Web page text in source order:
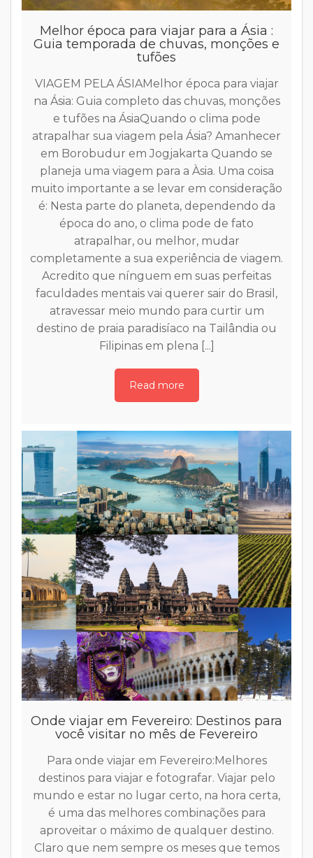
Melhor época para viajar para a Ásia :
Guia temporada de chuvas, monções e
tufões
VIAGEM PELA ÁSIAMelhor época para viajar
na Ásia: Guia completo das chuvas, monções
e tufões na ÁsiaQuando o clima pode
atrapalhar sua viagem pela Ásia? Amanhecer
em Borobudur em Jogjakarta Quando se
planeja uma viagem para a Àsia. Uma coisa
muito importante a se levar em consideração
é: Nesta parte do planeta, dependendo da
época do ano, o clima pode de fato
atrapalhar, ou melhor, mudar
completamente a sua experiência de viagem.
Acredito que nínguem em suas perfeitas
faculdades mentais vai querer sair do Brasil,
atravessar meio mundo para curtir um
destino de praia paradisíaco na Tailândia ou
Filipinas em plena [...]
Read more
Onde viajar em Fevereiro: Destinos para
você visitar no mês de Fevereiro
Para onde viajar em Fevereiro:Melhores
destinos para viajar e fotografar. Viajar pelo
mundo e estar no lugar certo, na hora certa,
é uma das melhores combinações para
aproveitar o máximo de qualquer destino.
Claro que nem sempre os meses que temos